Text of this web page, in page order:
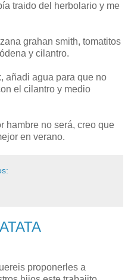
traido del herbolario y me
grahan smith, tomatitos
y cilantro.
añadi agua para que no
el cilantro y medio
hambre no será, creo que
en verano.
proponerles a